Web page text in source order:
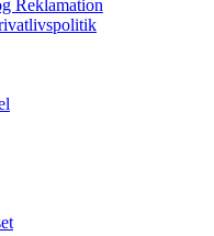
Reklamation